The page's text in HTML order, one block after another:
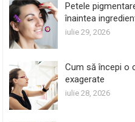
Petele
înaintea
iulie 29, 2026
Cum să începi o
exagerate
iulie 28, 2026